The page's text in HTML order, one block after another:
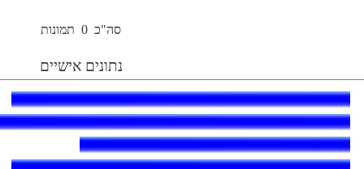
סה"כ 0 תמונות
נתונים אישיים